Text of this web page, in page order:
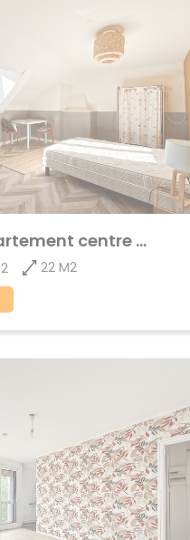
Achat Appartement centre ville
2 22 M2